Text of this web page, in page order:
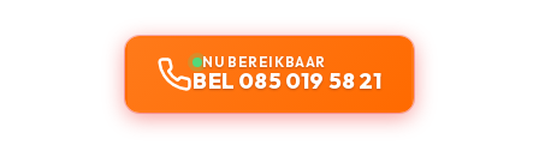
NU BEREIKBAAR
BEL 085 019 58 21